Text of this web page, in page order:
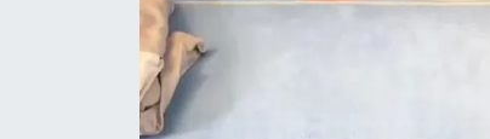
KÜLTÜR SANAT